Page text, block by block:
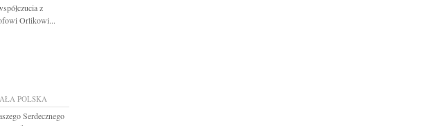
z
Orlikowi...
POLSKA
Serdecznego